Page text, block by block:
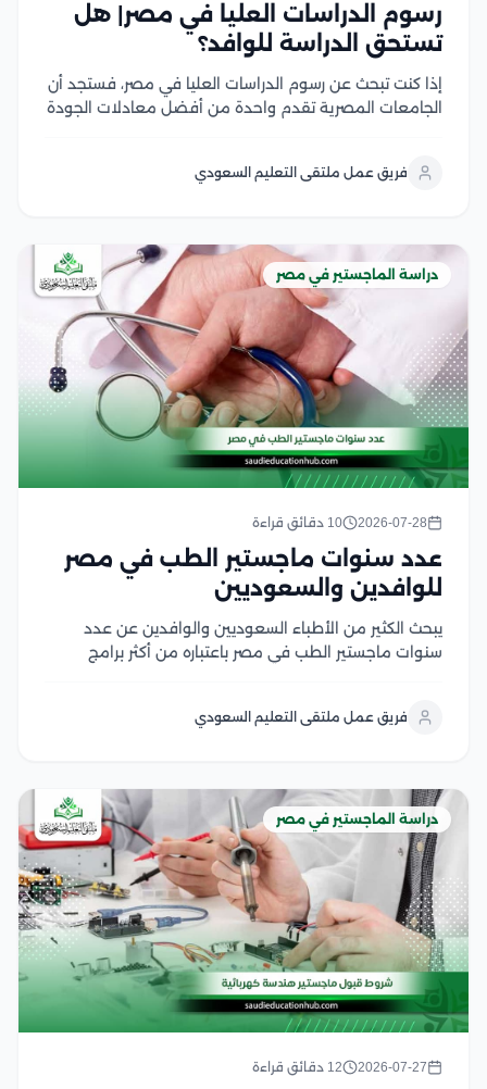
رسوم الدراسات العليا في مصر| هل
تستحق الدراسة للوافد؟
إذا كنت تبحث عن رسوم الدراسات العليا في مصر، فستجد أن
الجامعات المصرية تقدم واحدة من أفضل معادلات الجودة
والتخصص، والدرجة العلمية، مع وجود...
فريق عمل ملتقى التعليم السعودي
دراسة الماجستير في مصر
2026-07-28 10 دقائق قراءة
عدد سنوات ماجستير الطب في مصر
للوافدين والسعوديين
يبحث الكثير من الأطباء السعوديين والوافدين عن عدد
سنوات ماجستير الطب في مصر باعتباره من أكثر برامج
كما يهتم الأطباء بمعرفة مدة دراسة الماجستير في...
فريق عمل ملتقى التعليم السعودي
دراسة الماجستير في مصر
2026-07-27 12 دقائق قراءة